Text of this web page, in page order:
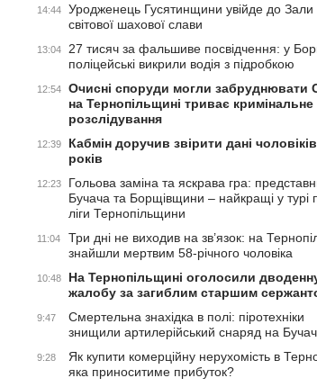
14:44
Уродженець Гусятинщини увійде до Зали
світової шахової слави
13:04
27 тисяч за фальшиве посвідчення: у
поліцейські викрили водія з підробкою
12:54
Очисні споруди могли забруднювати
на Тернопільщині триває кримінальне
розслідування
12:39
Кабмін доручив звірити дані
років
12:23
Гольова заміна та яскрава гра:
Бучача та Борщівщини – найкращі у турі
ліги Тернопільщини
11:04
Три дні не виходив на зв’язок: на
знайшли мертвим 58-річного чоловіка
10:48
На Тернопільщині оголосили
жалобу за загиблим старшим
9:47
Смертельна знахідка в полі: піротехніки
знищили артилерійський снаряд на
9:28
Як купити комерційну нерухомість в
яка приноситиме прибуток?